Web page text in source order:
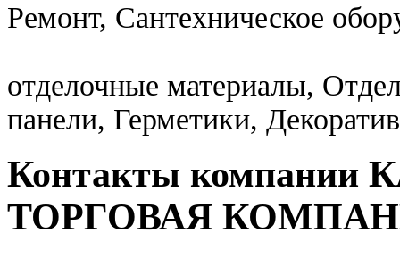
Ремонт, Сантехническое
отделочные материалы,
панели, Герметики,
Контакты
ТОРГОВАЯ